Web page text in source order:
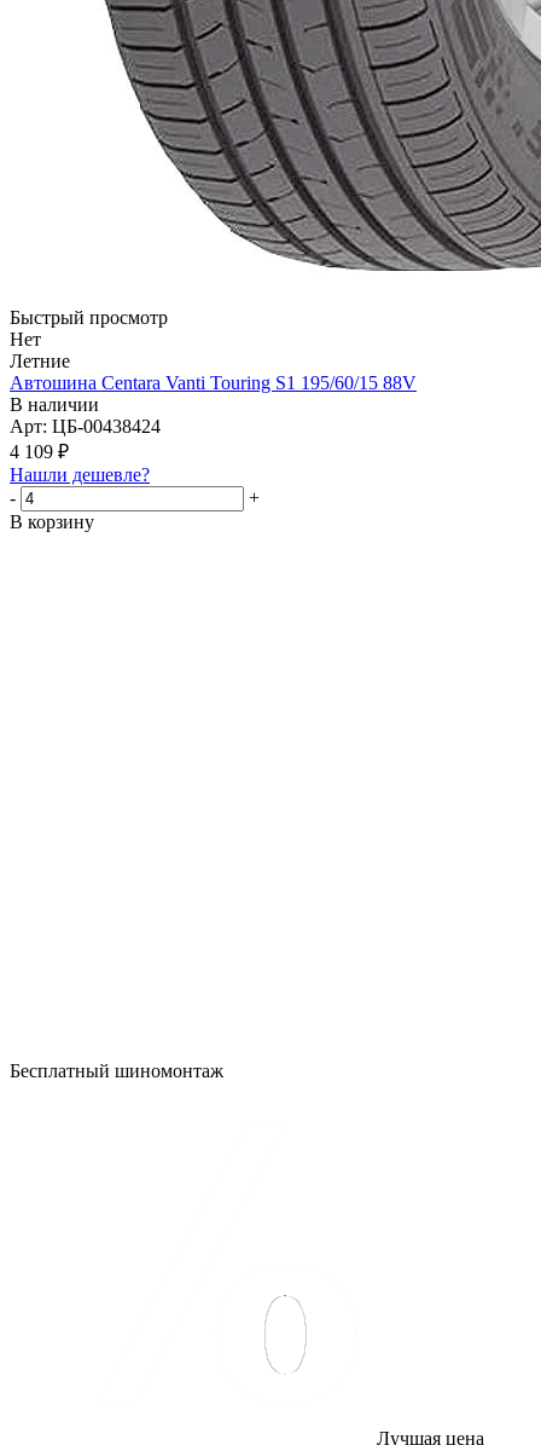
Быстрый просмотр
Нет
Летние
Автошина Centara Vanti Touring S1 195/60/15 88V
В наличии
Арт: ЦБ-00438424
4 109 ₽
Нашли дешевле?
-
+
В корзину
Бесплатный шиномонтаж
Лучшая цена